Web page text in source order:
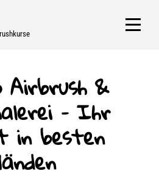
&
– Ihr
in besten